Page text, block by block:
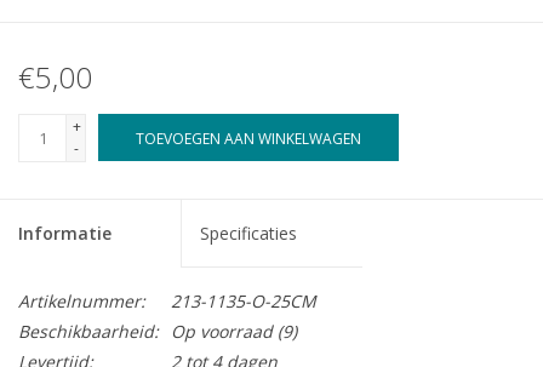
€5,00
+
-
TOEVOEGEN AAN WINKELWAGEN
Informatie Specificaties
Artikelnummer:
213-1135-O-25CM
Beschikbaarheid:
Op voorraad(9)
Levertijd:
2 tot 4 dagen